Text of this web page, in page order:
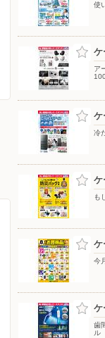
使
ケ
ア
ケ
冷
ケ
も
ケ
今
ケ
歯
ル